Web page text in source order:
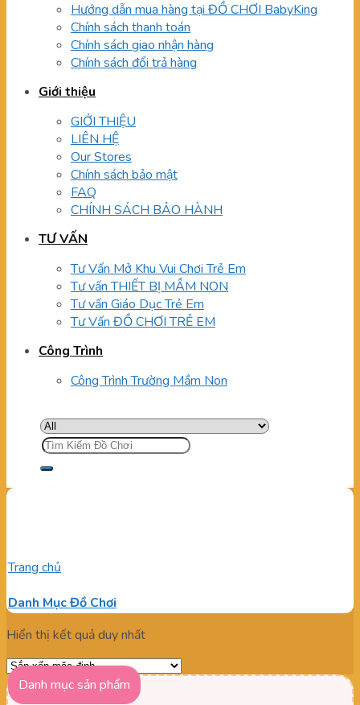
Hướng dẫn mua hàng tại ĐỒ CHƠI BabyKing
Chính sách thanh toán
Chính sách giao nhận hàng
Chính sách đổi trả hàng
Giới thiệu
GIỚI THIỆU
LIÊN HỆ
Our Stores
Chính sách bảo mật
FAQ
CHÍNH SÁCH BẢO HÀNH
TƯ VẤN
Tư Vấn Mở Khu Vui Chơi Trẻ Em
Tư vấn THIẾT BỊ MẦM NON
Tư vấn Giáo Dục Trẻ Em
Tư Vấn ĐỒ CHƠI TRẺ EM
Công Trình
Công Trình Trường Mầm Non
Tìm
kiếm:
Trang chủ
Danh Mục Đồ Chơi
Hiển thị kết quả duy nhất
Danh mục sản phẩm